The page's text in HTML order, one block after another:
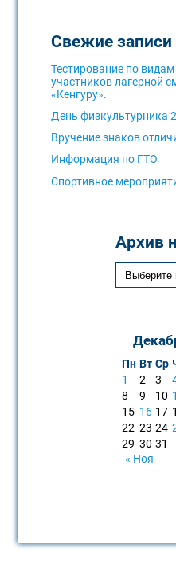
Свежие записи
Тестирование по
участников лагерной
«Кенгуру».
День физкультурника
Вручение знаков
Информация по ГТО
Спортивное
Архив
Пн Вт Ср
1
2 3
8
9 10
15 16 17
22 23 24
29 30 31
« Ноя